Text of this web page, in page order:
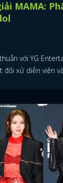
MAMA:
với YG
đối xử diễn viên